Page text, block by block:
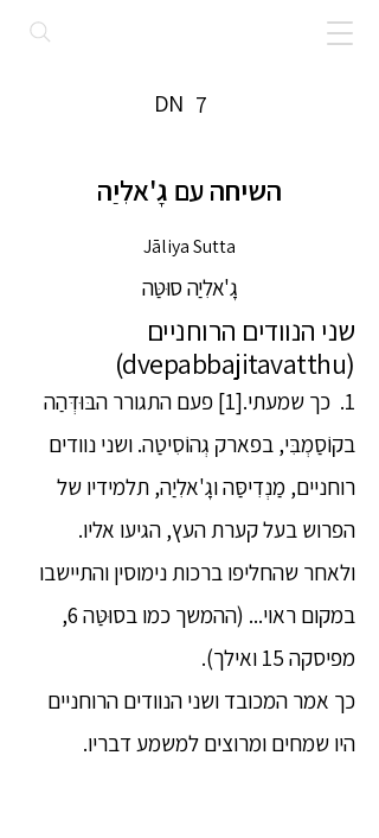
7
DN
השיחה עם גָ'אלִיַה
Jāliya Sutta
גָ'אלִיַה סוּטַּה
שני הנוודים הרוחניים
(dvepabbajitavatthu)
1. כך שמעתי.[1] פעם התגורר הבּוּדְּהַה
בקוֹסַמְבִּי, בפארק גְהוֹסִיטַה. ושני נוודים
רוחניים, מַנְדִיסַּה וגָ'אלִיַה, תלמידיו של
הפרוש בעל קערת העץ, הגיעו אליו.
ולאחר שהחליפו ברכות נימוסין והתיישבו
במקום ראוי... (ההמשך כמו בסוּטַּה 6,
מפיסקה 15 ואילך).
כך אמר המכובד ושני הנוודים הרוחניים
היו שמחים ומרוצים למשמע דבריו.